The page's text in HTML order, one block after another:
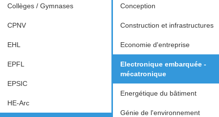
Collèges / Gymnases
CPNV
EHL
EPFL
EPSIC
HE-Arc
Conception
Construction et infrastructures
Economie d'entreprise
Electronique embarquée -
mécatronique
Energétique du bâtiment
Génie de l'environnement